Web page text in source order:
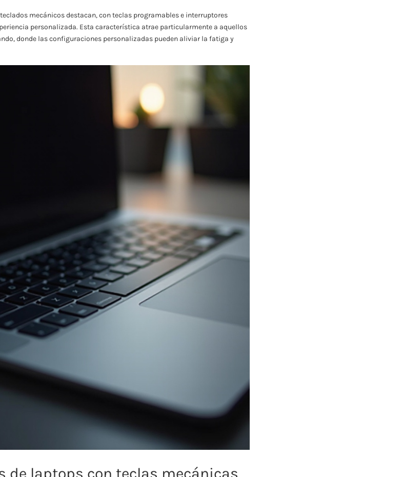
mecánicos destacan, con teclas programables e interruptores
personalizada. Esta característica atrae particularmente a aquellos
donde las configuraciones personalizadas pueden aliviar la fatiga y